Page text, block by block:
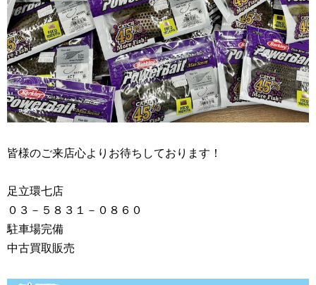
皆様のご来店心よりお待ちしております！
足立環七店
０３－５８３１－０８６０
駐車場完備
中古買取販売